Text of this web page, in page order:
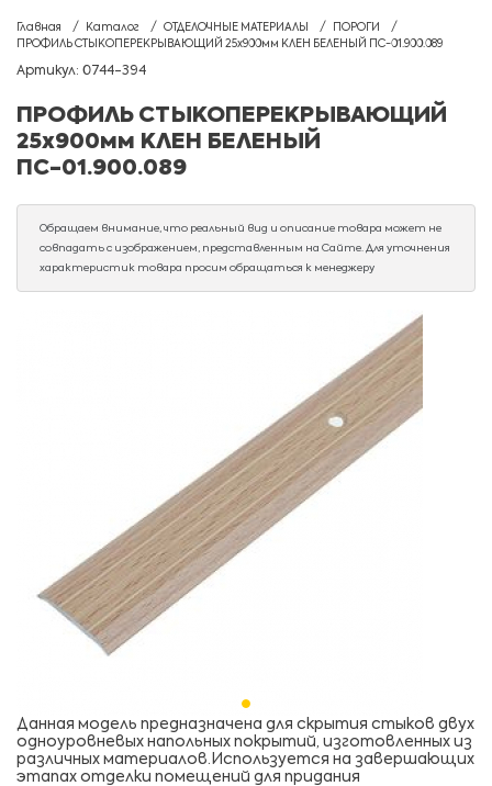
Главная Каталог ОТДЕЛОЧНЫЕ МАТЕРИАЛЫ
ПОРОГИ
ПРОФИЛЬ СТЫКОПЕРЕКРЫВАЮЩИЙ 25х900мм КЛЕН БЕЛЕНЫЙ ПС-01.900.089
Артикул: 0744-394
ПРОФИЛЬ СТЫКОПЕРЕКРЫВАЮЩИЙ
25х900мм КЛЕН БЕЛЕНЫЙ
ПС-01.900.089
Обращаем внимание, что реальный вид и описание товара может не
совпадать с изображением, представленным на Сайте. Для уточнения
характеристик товара просим обращаться к менеджеру
Данная модель предназначена для скрытия стыков двух
одноуровневых напольных покрытий, изготовленных из
различных материалов.Используется на завершающих
этапах отделки помещений для придания